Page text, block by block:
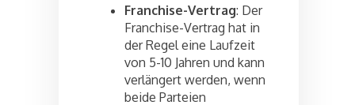
Franchise-Vertrag: Der
Franchise-Vertrag hat in
der Regel eine Laufzeit
von 5-10 Jahren und kann
verlängert werden, wenn
beide Parteien